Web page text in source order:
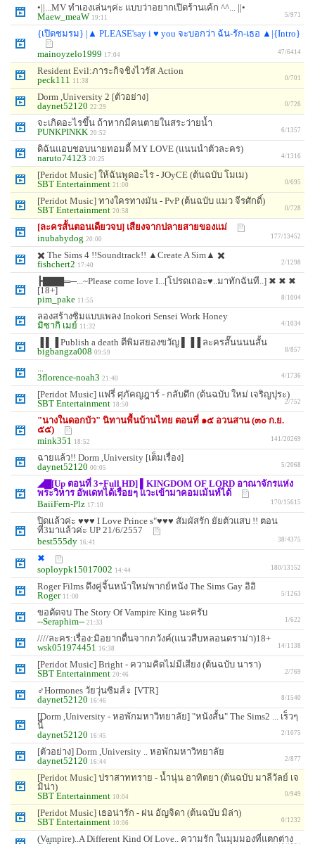
•||...MV ทำเองเล่นๆค่ะ แบบว่าอยากเปิดร้านเค้ก ^^... ||•
Maew_meaW 19:11 5/971
{เปิดชมรม} |▲ PLEASE'say i ♥ you จะบอกว่า ฉัน-รัก-เธอ ▲|{Intro}
mainoyzelo1999 17:04 47/6414
Resident Evil:ภาระกิจชิงไวรัส Action
peck111 11:38 0/701
Dorm ,University 2 [ตัวอย่าง]
daynet52120 22:29 0/726
จะเกิดอะไรขึ้น ถ้าหากมีคนตายในสระว่ายน้ำ
PUNKPINKK 20:52 6/1357
ดิฉันแอบชอบนายทอมดี้ MY LOVE (แนนนำตัวละคร)
naruto74123 20:25 4/1316
[Peridot Music] ให้ฉันพูดอะไร - JOyCE (ต้นฉบับ โมเม)
SBT Entertainment 21:00 0/695
[Peridot Music] ทางใครทางมัน - PvP (ต้นฉบับ แมว จีรศักดิ์)
SBT Entertainment 20:58 0/728
[ละครสั้นตอนเดียวจบ] เสียงจากปลายสายของแม่
inubabydog 20:00 177/13452
✖️ The Sims 4 !!Soundtrack!! ▲Create A Sim▲ ✖️
fishchert2 17:40 2/1298
┣▇▇▇═─...~Please come love I...[โปรดเถอะ♥..มาทักฉันที..] ✖ ✖ ✖
[18+]
pim_pake 11:55 8/1004
ลองสร้างซิมเเบบเพลง Inokori Sensei Work Honey
มิซากิ เมย์ 11:32 4/1034
▐ ▌▐ Publish a death ตีพิมสยองขวัญ ▌▐▐ ละครสั๊นนนนสั้น
bigbangza008 09:59 8/857
...
3florence-noah3 21:40 4/1736
[Peridot Music] แฟรี่ ศุภัคญฎาร์ - กลับดึก (ต้นฉบับ ใหม่ เจริญปุระ)
SBT Entertainment 18:50 2/752
"นางในดอกบัว" นิทานพื้นบ้านไทย ตอนที่ ๑๕ อวนสาน (๓๐ ก.ย.
๕๕)
mink351 18:52 141/20269
ฉายแล้ว!! Dorm ,University [เต็มเรื่อง]
daynet52120 00:05 5/2068
◢▇[Up ตอนที่ 3+Full HD] ▌KINGDOM OF LORD อาณาจักรแห่ง
พระวิหาร อัพเดทได้เรื่อยๆ แวะเข้ามาคอมเม้นท์ได้
BaiiFern-Plz 17:10 170/15615
ปิดเเล้วค่ะ ♥♥♥ I Love Prince s"♥♥♥ สัมผัสรัก ยัยตัวแสบ !! ตอน
ที่3มาเเล้วค่ะ UP 21/6/2557
best555dy 16:41 38/4375
✖
soploypk15017002 14:44 180/13152
Roger Films ดึงคู่จิ้นหน้าใหม่พากย์หนัง The Sims Gay อิอิ
Roger 11:00 5/1263
ขอตัดจบ The Story Of Vampire King นะครับ
--Seraphim-- 21:33 1/622
////ละคร:เรื่อง:มิอยากตื่นจากภวังค์(แนวสืบหลอนดราม่า)18+
wsk051974451 16:38 14/1138
[Peridot Music] Bright - ความคิดไม่มีเสียง (ต้นฉบับ นารา)
SBT Entertainment 20:46 2/769
♂Hormones วัยวุ่นซิมส์♀ [VTR]
daynet52120 16:46 8/1540
[Dorm ,University - หอพักมหาวิทยาลัย] "หนังสั้น" The Sims2 ... เร็วๆ
นี้
daynet52120 16:45 2/1075
[ตัวอย่าง] Dorm ,University .. หอพักมหาวิทยาลัย
daynet52120 16:44 2/877
[Peridot Music] ปราสาททราย - น้ำนุ่น อาทิตยา (ต้นฉบับ มาลีวัลย์ เจ
มิน่า)
SBT Entertainment 10:04 0/949
[Peridot Music] เธอน่ารัก - ฝน อัญจิดา (ต้นฉบับ มิล่า)
SBT Entertainment 10:06 0/1232
(Vampire)..A Different Kind Of Love.. ความรัก ในมุมมองที่แตกต่าง